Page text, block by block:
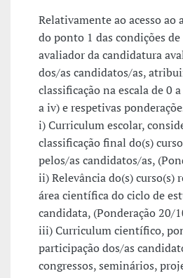
Relativamente ao acesso ao
do ponto 1 das condições
avaliador da candidatura
dos/as candidatos/as,
classificação na escala de 0
a iv) e respetivas
i) Curriculum escolar,
classificação final do(s)
pelos/as candidatos/as,
ii) Relevância do(s) curso(s)
área científica do ciclo de
candidata, (Ponderação 20/
iii) Curriculum científico,
participação dos/as
congressos, seminários,